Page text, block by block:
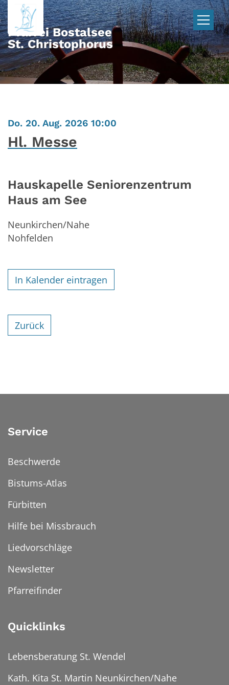
Zum Inhalt springen
Pfarrei Bostalsee
St. Christophorus
Do. 20. Aug. 2026 10:00
Hl. Messe
Hauskapelle Seniorenzentrum
Haus am See
Neunkirchen/Nahe
Nohfelden
In Kalender eintragen
Zurück
Service
Beschwerde
Bistums-Atlas
Fürbitten
Hilfe bei Missbrauch
Liedvorschläge
Newsletter
Pfarreifinder
Quicklinks
Lebensberatung St. Wendel
Kath. Kita St. Martin Neunkirchen/Nahe